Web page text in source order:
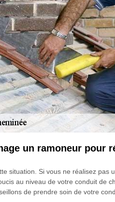
un ramoneur pour
situation. Si vous ne réalisez pas
au niveau de votre conduit de
de prendre soin de votre